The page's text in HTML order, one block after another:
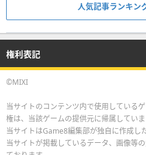
人気記事ランキン
権利表記
©MIXI
当サイトのコンテンツ内で使用している
権は、当該ゲームの提供元に帰属していま
当サイトはGame8編集部が独自に作成し
当サイトが掲載しているデータ、画像等